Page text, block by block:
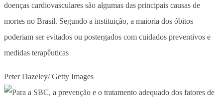
doenças cardiovasculares são algumas das principais causas de
mortes no Brasil. Segundo a instituição, a maioria dos óbitos
poderiam ser evitados ou postergados com cuidados preventivos e
medidas terapêuticas
Peter Dazeley/ Getty Images